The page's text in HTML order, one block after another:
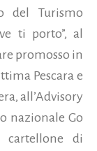
del Turismo
ti porto”, al
promosso in
Pescara e
all’Advisory
nazionale Go
cartellone di